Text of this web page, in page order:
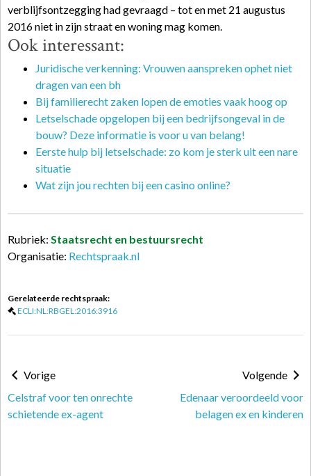
verblijfsontzegging had gevraagd – tot en met 21 augustus
2016 niet in zijn straat en woning mag komen.
Ook interessant:
Juridische verkenning: Vrouwen aanspreken ophet niet
dragen van een bh
Bij familierecht zaken lopen de emoties vaak hoog op
Letselschade opgelopen bij een bedrijfsongeval in de
bouw? Deze informatie is voor u van belang!
Eerste hulp bij letselschade: zo kom je sterk uit een nare
situatie
Wat zijn jou rechten bij een casino online?
Rubriek: Staatsrecht en bestuursrecht
Organisatie: Rechtspraak.nl
Gerelateerde rechtspraak:
ECLI:NL:RBGEL:2016:3916
Vorige
Celstraf voor ten onrechte
schietende ex-agent
Volgende
Edenaar veroordeeld voor
belagen ex en kinderen